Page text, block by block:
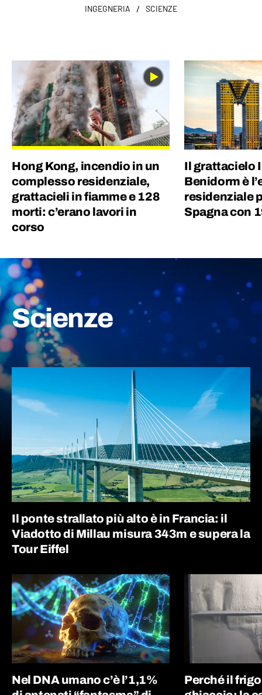
INGEGNERIA / SCIENZE
Hong Kong, incendio in un
complesso residenziale,
grattacieli in fiamme e 128
morti: c’erano lavori in
corso
Il grattacielo
Benidorm è
residenziale
Spagna con
Scienze
Il ponte strallato più alto è in Francia: il
Viadotto di Millau misura 343m e supera la
Tour Eiffel
Nel DNA umano c’è l’1,1%
Perché il